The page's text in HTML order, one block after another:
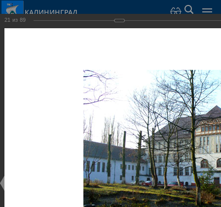
КАЛИНИНГРАД
Общественные здания и сооружения
21 из 89